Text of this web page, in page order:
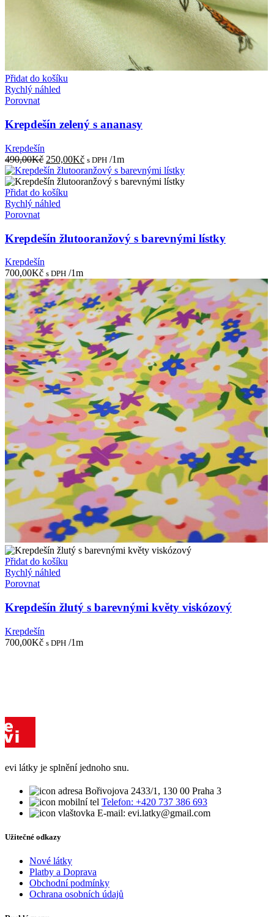
Přidat do košíku
Rychlý náhled
Porovnat
Krepdešín zelený s ananasy
Krepdešín
490,00Kč Původní
cena
byla:
490,00Kč.
250,00KčAktuální
cena
je:
s DPH /1m
Přidat do košíku
Rychlý náhled
Porovnat
Krepdešín žlutooranžový s barevnými lístky
Krepdešín
700,00Kč s DPH /1m
Přidat do košíku
Rychlý náhled
Porovnat
Krepdešín žlutý s barevnými květy viskózový
Krepdešín
700,00Kč s DPH /1m
evi látky je splnění jednoho snu.
Bořivojova 2433/1, 130 00 Praha 3
Telefon: +420 737 386 693
E-mail: evi.latky@gmail.com
Užitečné odkazy
Nové látky
Platby a Doprava
Obchodní podmínky
Ochrana osobních údajů